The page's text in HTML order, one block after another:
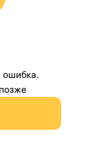
ошибка.